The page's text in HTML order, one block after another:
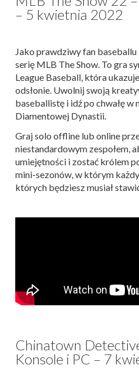
– 5 kwietnia 2022
Jako prawdziwy fan
serię MLB The Show. To gra
League Baseball, która
odsłonie. Uwolnij swoją
baseballistę i idź po chwałę w
Diamentowej Dynastii.
Graj solo offline lub online
niestandardowym zespołem,
umiejętności i zostać królem
mini-sezonów, w którym
których będziesz musiał
Chinatown
Konsole i PC – 7